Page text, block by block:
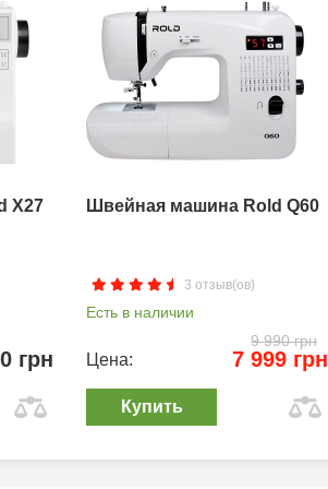
X27
грн
Швейная машина Rold Q60
3 отзыв(ов)
Есть в наличии
9 990 грн
Цена: 7 999 грн
Купить